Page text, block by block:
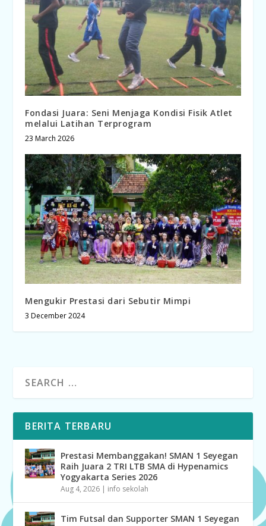
Fondasi Juara: Seni Menjaga Kondisi Fisik Atlet
melalui Latihan Terprogram
23 March 2026
Mengukir Prestasi dari Sebutir Mimpi
3 December 2024
BERITA TERBARU
Prestasi Membanggakan! SMAN 1 Seyegan
Raih Juara 2 TRI LTB SMA di Hypenamics
Yogyakarta Series 2026
Aug 4, 2026 | info sekolah
Tim Futsal dan Supporter SMAN 1 Seyegan